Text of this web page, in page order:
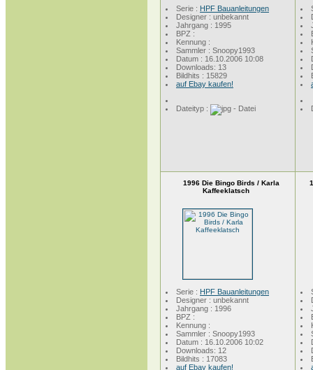
Serie : HPF Bauanleitungen
Designer : unbekannt
Jahrgang : 1995
BPZ :
Kennung :
Sammler : Snoopy1993
Datum : 16.10.2006 10:08
Downloads: 13
Bildhits : 15829
auf Ebay kaufen!
Dateityp :
1996 Die Bingo Birds / Karla
Kaffeeklatsch
Serie : HPF Bauanleitungen
Designer : unbekannt
Jahrgang : 1996
BPZ :
Kennung :
Sammler : Snoopy1993
Datum : 16.10.2006 10:02
Downloads: 12
Bildhits : 17083
auf Ebay kaufen!